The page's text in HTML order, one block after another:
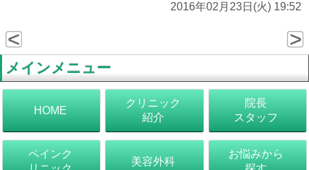
2016年02月23日(火) 19:52
メインメニュー
HOME
クリニック
紹介
院長
スタッフ
ペインク
美容外科
お悩みから